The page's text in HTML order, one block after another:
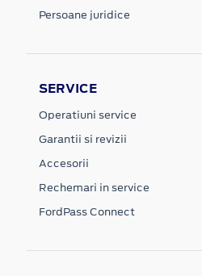
Persoane juridice
SERVICE
Operatiuni service
Garantii si revizii
Accesorii
Rechemari in service
FordPass Connect